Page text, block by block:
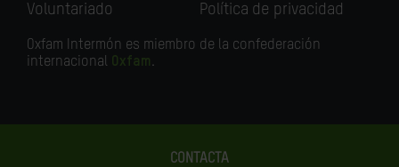
Voluntariado
Política de privacidad
Oxfam Intermón es miembro de la confederación
internacional Oxfam.
CONTACTA